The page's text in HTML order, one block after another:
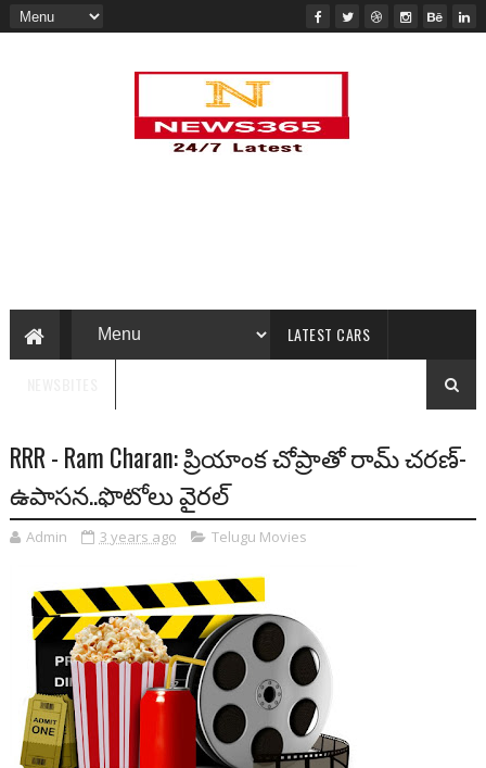
LATEST CARS
RRR - Ram Charan: ప్రియాంక చోప్రాతో రామ్ చ‌ర‌ణ్‌-
ఉపాస‌న..ఫొటోలు వైర‌ల్
Admin 3 years ago Telugu Movies